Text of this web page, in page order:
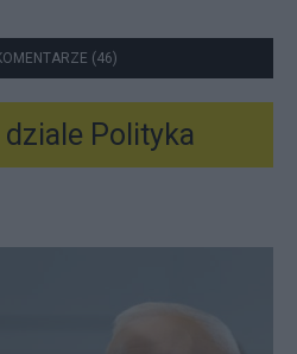
(46)
Polityka